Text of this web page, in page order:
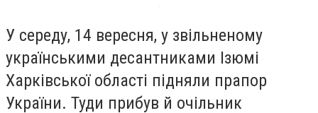
У середу, 14 вересня, у звільненому
українськими десантниками Ізюмі
Харківської області підняли прапор
України. Туди прибув й очільник